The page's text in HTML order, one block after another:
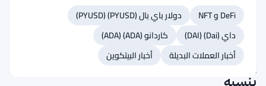
نشاط
سولانا
الاجتماعي
يتراجع
بنسبة
DeFi و NFT
دولار باي بال (PYUSD) (PYUSD)
داي (Dai) (DAI)
كاردانو (ADA) (ADA)
أخبار العملات البديلة
أخبار البيتكوين